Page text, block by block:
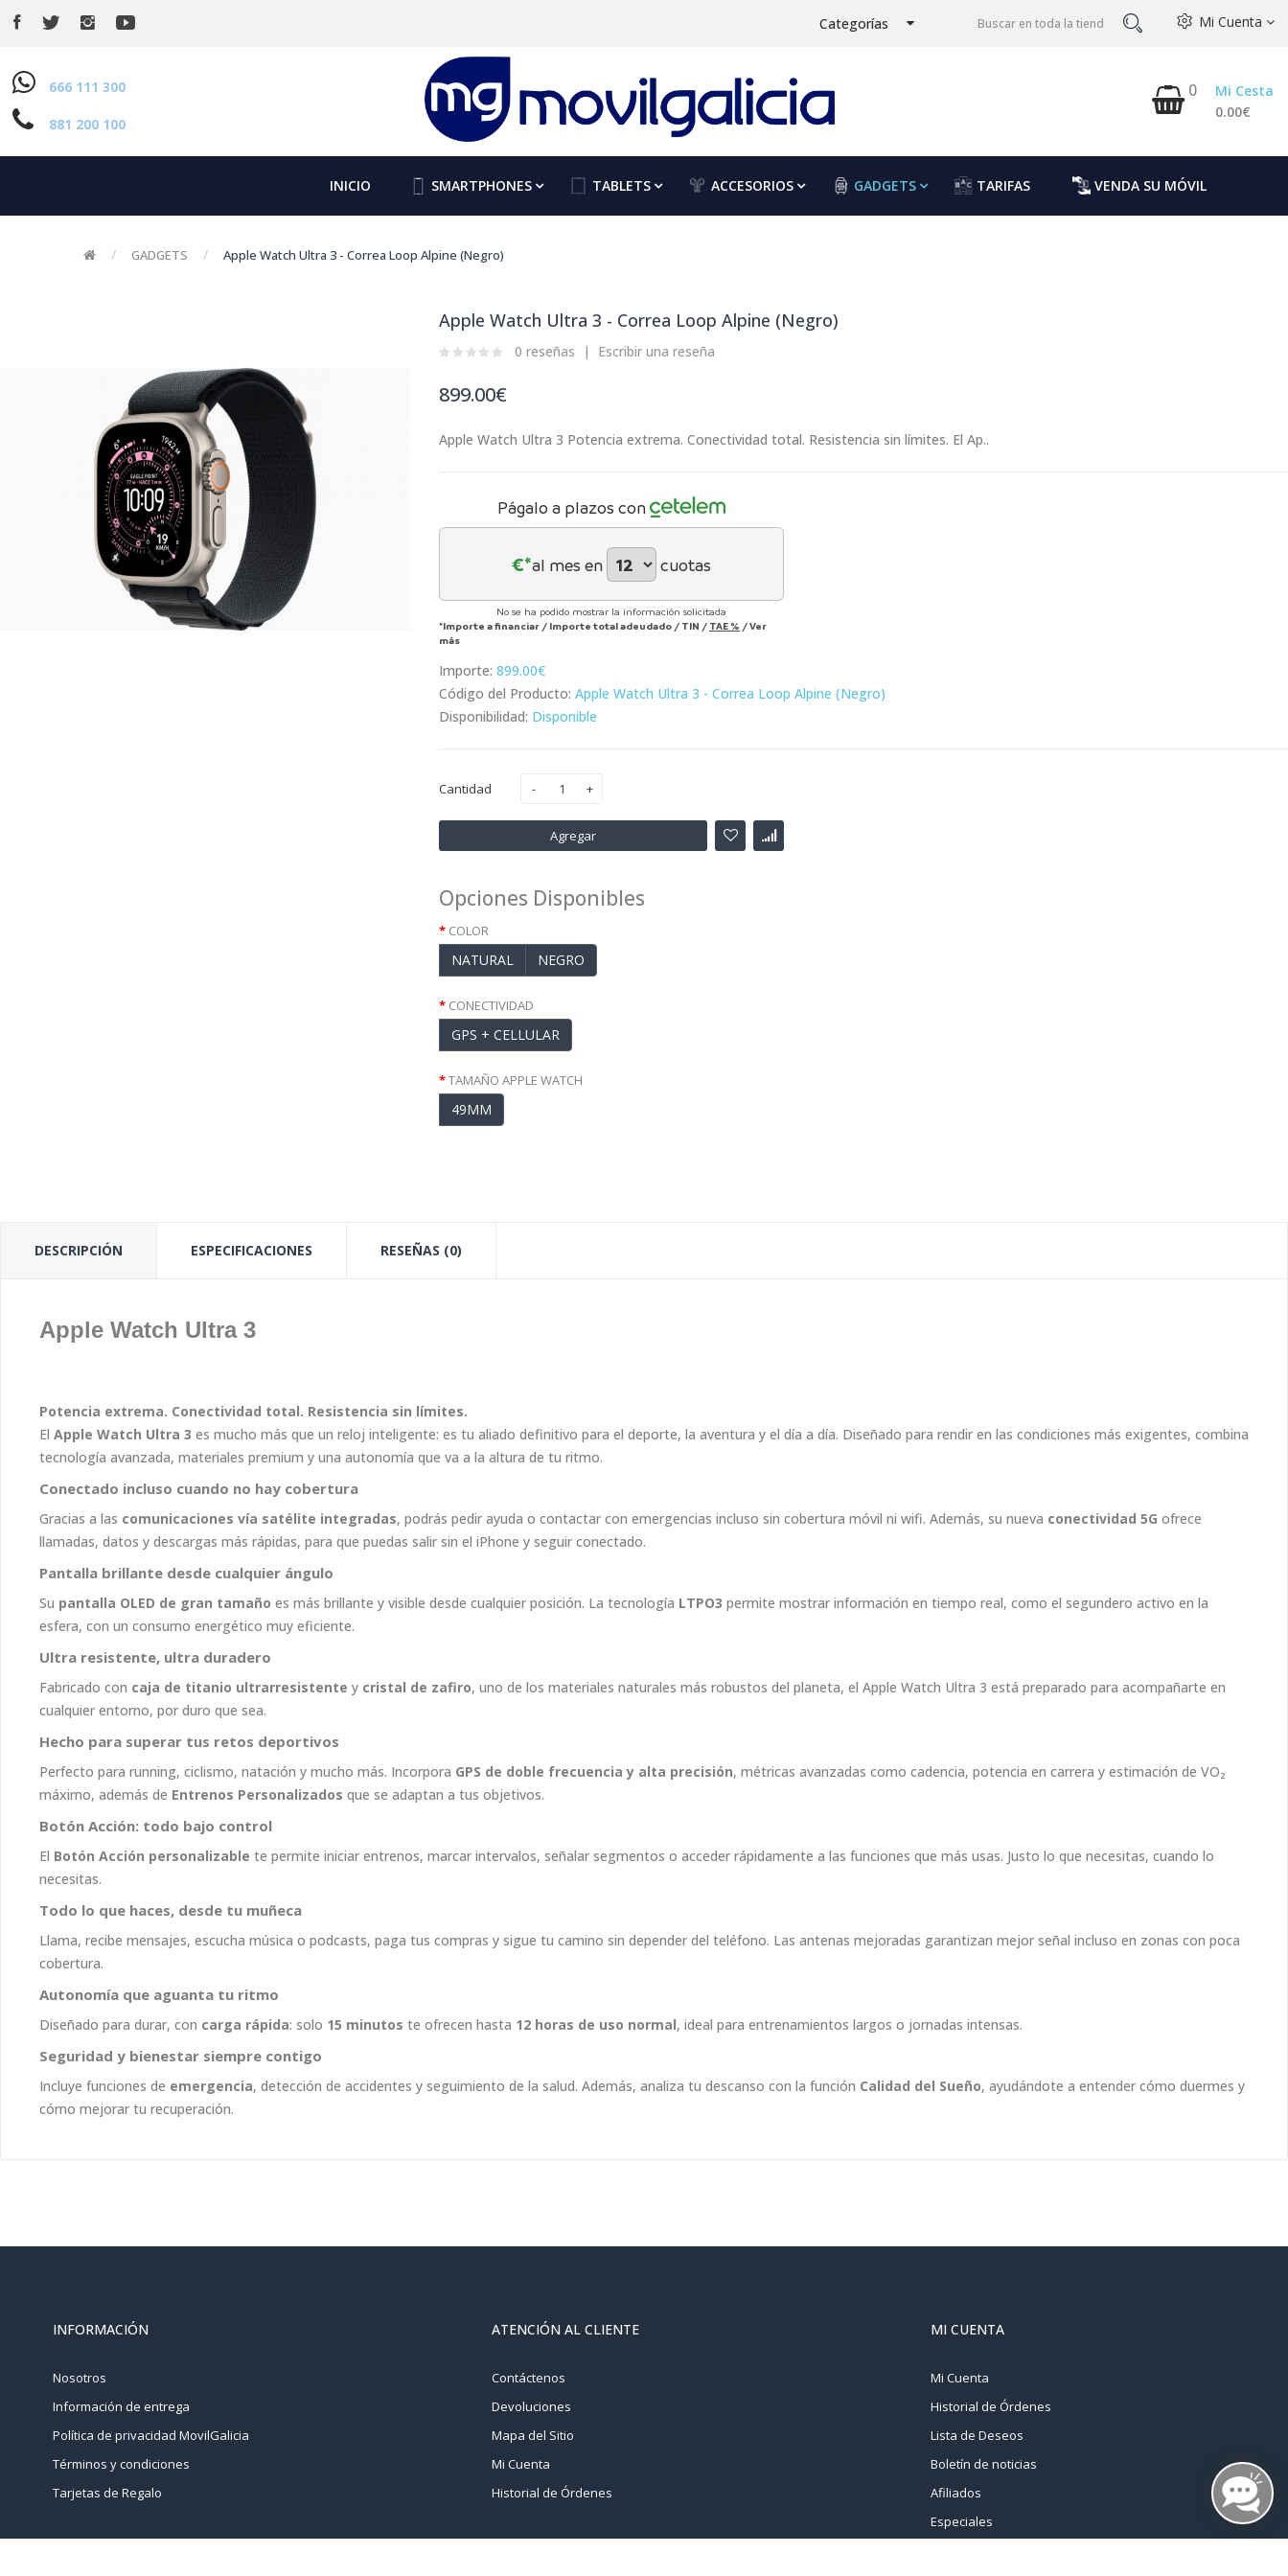
Categorías Mi Cuenta
666 111 300
881 200 100
0
Mi Cesta
0.00€
INICIO SMARTPHONES TABLETS ACCESORIOS GADGETS TARIFAS VENDA SU MÓVIL
GADGETS Apple Watch Ultra 3 - Correa Loop Alpine (Negro)
Apple Watch Ultra 3 - Correa Loop Alpine (Negro)
0 reseñas Escribir una reseña
899.00€
Apple Watch Ultra 3 Potencia extrema. Conectividad total. Resistencia sin límites. El Ap..
Págalo a plazos con
€*al mes en cuotas
No se ha podido mostrar la información solicitada
*Importe a financiar / Importe total adeudado / TIN / TAE % /Ver
más
Importe: 899.00€
Código del Producto: Apple Watch Ultra 3 - Correa Loop Alpine (Negro)
Disponibilidad: Disponible
Cantidad
Agregar
Opciones Disponibles
COLOR
NATURAL NEGRO
CONECTIVIDAD
GPS + CELLULAR
TAMAÑO APPLE WATCH
49MM
DESCRIPCIÓN ESPECIFICACIONES RESEÑAS (0)
Apple Watch Ultra 3
Potencia extrema. Conectividad total. Resistencia sin límites.
El Apple Watch Ultra 3 es mucho más que un reloj inteligente: es tu aliado definitivo para el deporte, la aventura y el día a día. Diseñado para rendir en las condiciones más exigentes, combina
tecnología avanzada, materiales premium y una autonomía que va a la altura de tu ritmo.
Conectado incluso cuando no hay cobertura
Gracias a las comunicaciones vía satélite integradas, podrás pedir ayuda o contactar con emergencias incluso sin cobertura móvil ni wifi. Además, su nueva conectividad 5G ofrece
llamadas, datos y descargas más rápidas, para que puedas salir sin el iPhone y seguir conectado.
Pantalla brillante desde cualquier ángulo
Su pantalla OLED de gran tamaño es más brillante y visible desde cualquier posición. La tecnología LTPO3 permite mostrar información en tiempo real, como el segundero activo en la
esfera, con un consumo energético muy eficiente.
Ultra resistente, ultra duradero
Fabricado con caja de titanio ultrarresistente y cristal de zafiro, uno de los materiales naturales más robustos del planeta, el Apple Watch Ultra 3 está preparado para acompañarte en
cualquier entorno, por duro que sea.
Hecho para superar tus retos deportivos
Perfecto para running, ciclismo, natación y mucho más. Incorpora GPS de doble frecuencia y alta precisión, métricas avanzadas como cadencia, potencia en carrera y estimación de VO₂
máximo, además de Entrenos Personalizados que se adaptan a tus objetivos.
Botón Acción: todo bajo control
El Botón Acción personalizable te permite iniciar entrenos, marcar intervalos, señalar segmentos o acceder rápidamente a las funciones que más usas. Justo lo que necesitas, cuando lo
necesitas.
Todo lo que haces, desde tu muñeca
Llama, recibe mensajes, escucha música o podcasts, paga tus compras y sigue tu camino sin depender del teléfono. Las antenas mejoradas garantizan mejor señal incluso en zonas con poca
cobertura.
Autonomía que aguanta tu ritmo
Diseñado para durar, con carga rápida: solo 15 minutos te ofrecen hasta 12 horas de uso normal, ideal para entrenamientos largos o jornadas intensas.
Seguridad y bienestar siempre contigo
Incluye funciones de emergencia, detección de accidentes y seguimiento de la salud. Además, analiza tu descanso con la función Calidad del Sueño, ayudándote a entender cómo duermes y
cómo mejorar tu recuperación.
INFORMACIÓN
Nosotros
Información de entrega
Política de privacidad MovilGalicia
Términos y condiciones
Tarjetas de Regalo
ATENCIÓN AL CLIENTE
Contáctenos
Devoluciones
Mapa del Sitio
Mi Cuenta
Historial de Órdenes
MI CUENTA
Mi Cuenta
Historial de Órdenes
Lista de Deseos
Boletín de noticias
Afiliados
Especiales